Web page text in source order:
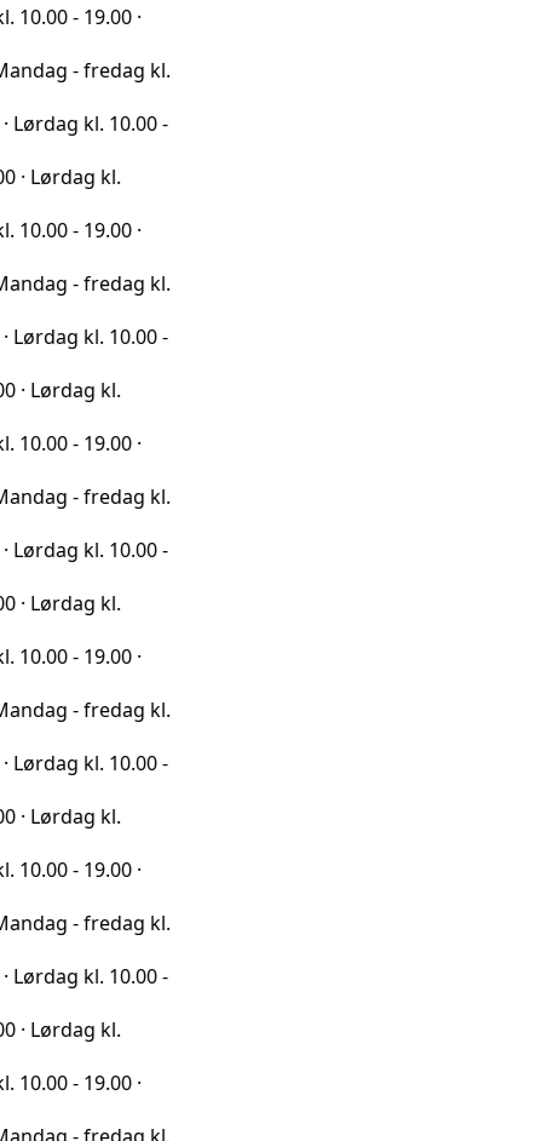
·
kl.
10.00 -
kl.
·
kl.
10.00 -
kl.
·
kl.
10.00 -
kl.
·
kl.
10.00 -
kl.
·
kl.
10.00 -
kl.
·